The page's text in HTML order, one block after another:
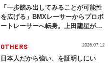
「一歩踏み出してみることが可能性
を広げる」BMXレーサーからプロボ
ートレーサーへ転身。上田龍星が体
OTHERS
日本人だから強い、を証明しにい
2026.07.12